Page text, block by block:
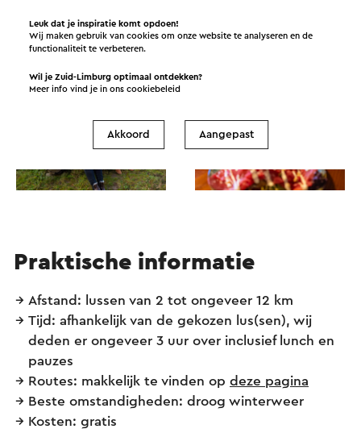
Praktische informatie
Afstand: lussen van 2 tot ongeveer 12 km
Tijd: afhankelijk van de gekozen lus(sen), wij
deden er ongeveer 3 uur over inclusief lunch en
pauzes
Routes: makkelijk te vinden op deze pagina
Beste omstandigheden: droog winterweer
Kosten: gratis
Leuk dat je inspiratie komt opdoen!
Wij maken gebruik van cookies om onze website te analyseren en de
functionaliteit te verbeteren.
Wil je Zuid-Limburg optimaal ontdekken?
Meer info vind je in onscookiebeleid
Akkoord Aangepast